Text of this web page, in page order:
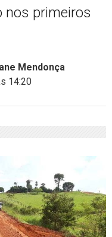
nos primeiros
Mendonça
14:20